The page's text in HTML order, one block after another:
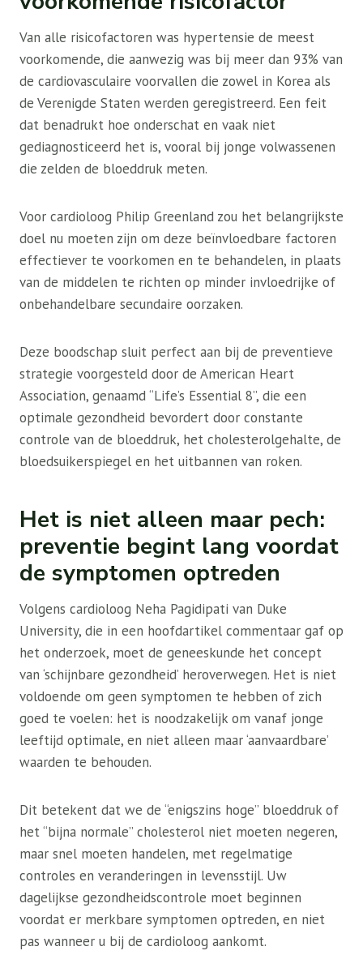
Van alle risicofactoren was hypertensie de meest
voorkomende, die aanwezig was bij meer dan 93% van
de cardiovasculaire voorvallen die zowel in Korea als
de Verenigde Staten werden geregistreerd. Een feit
dat benadrukt hoe onderschat en vaak niet
gediagnosticeerd het is, vooral bij jonge volwassenen
die zelden de bloeddruk meten.
Voor cardioloog Philip Greenland zou het belangrijkste
doel nu moeten zijn om deze beïnvloedbare factoren
effectiever te voorkomen en te behandelen, in plaats
van de middelen te richten op minder invloedrijke of
onbehandelbare secundaire oorzaken.
Deze boodschap sluit perfect aan bij de preventieve
strategie voorgesteld door de American Heart
Association, genaamd “Life’s Essential 8”, die een
optimale gezondheid bevordert door constante
controle van de bloeddruk, het cholesterolgehalte, de
bloedsuikerspiegel en het uitbannen van roken.
Het is niet alleen maar pech:
preventie begint lang voordat
de symptomen optreden
Volgens cardioloog Neha Pagidipati van Duke
University, die in een hoofdartikel commentaar gaf op
het onderzoek, moet de geneeskunde het concept
van ‘schijnbare gezondheid’ heroverwegen. Het is niet
voldoende om geen symptomen te hebben of zich
goed te voelen: het is noodzakelijk om vanaf jonge
leeftijd optimale, en niet alleen maar ‘aanvaardbare’
waarden te behouden.
Dit betekent dat we de “enigszins hoge” bloeddruk of
het “bijna normale” cholesterol niet moeten negeren,
maar snel moeten handelen, met regelmatige
controles en veranderingen in levensstijl. Uw
dagelijkse gezondheidscontrole moet beginnen
voordat er merkbare symptomen optreden, en niet
pas wanneer u bij de cardioloog aankomt.